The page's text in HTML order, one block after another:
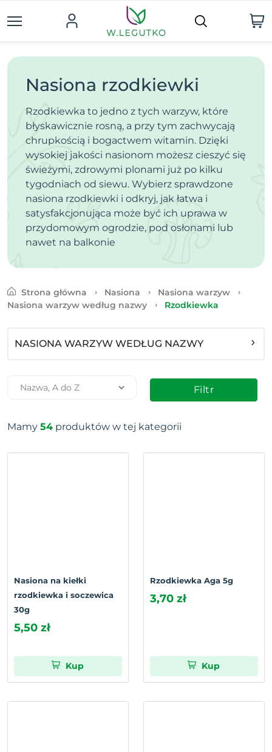
Nasiona rzodkiewki
Rzodkiewka to jedno z tych warzyw, które
błyskawicznie rosną, a przy tym zachwycają
chrupkością i bogactwem witamin. Dzięki
wysokiej jakości nasionom możesz cieszyć się
świeżymi, zdrowymi plonami już po kilku
tygodniach od siewu. Wybierz sprawdzone
nasiona rzodkiewki i odkryj, jak łatwa i
satysfakcjonująca może być ich uprawa w
przydomowym ogrodzie, pod osłonami lub
nawet na balkonie
Strona główna Nasiona
Nasiona warzyw
Nasiona warzyw według nazwy
Rzodkiewka
NASIONA WARZYW WEDŁUG NAZWY
Filtr
Mamy 54 produktów w tej kategorii
Nasiona na kiełki
rzodkiewka i soczewica
30g
5,50 zł
Kup
Rzodkiewka Aga 5g
3,70 zł
Kup